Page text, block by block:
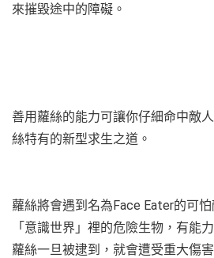
來摧毀途中的障礙。
善用蘿絲的能力可讓你仔細命中敵
絲特有的新型求生之道。
蘿絲將會遇到名為Face Eater的可
「意識世界」裡的危險生物，有能
蘿絲一旦被逮到，就會遭受重大傷